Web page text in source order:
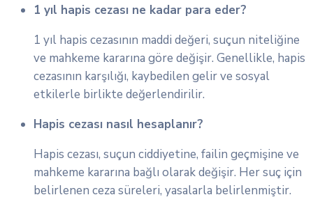
1 yıl hapis cezası ne kadar para eder?
1 yıl hapis cezasının maddi değeri, suçun niteliğine
ve mahkeme kararına göre değişir. Genellikle, hapis
cezasının karşılığı, kaybedilen gelir ve sosyal
etkilerle birlikte değerlendirilir.
Hapis cezası nasıl hesaplanır?
Hapis cezası, suçun ciddiyetine, failin geçmişine ve
mahkeme kararına bağlı olarak değişir. Her suç için
belirlenen ceza süreleri, yasalarla belirlenmiştir.